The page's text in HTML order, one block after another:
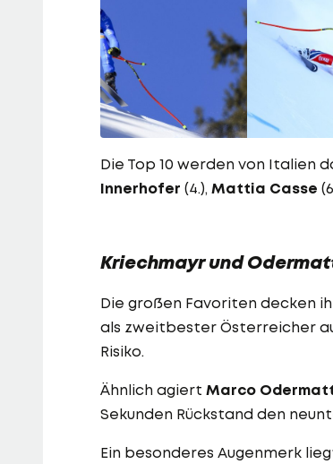
Die Top 10 werden von Italien
Innerhofer (4.), Mattia Casse
Kriechmayr und
Die großen Favoriten decken
als zweitbester Österreicher
Risiko.
Ähnlich agiert Marco
Sekunden Rückstand den
Ein besonderes Augenmerk